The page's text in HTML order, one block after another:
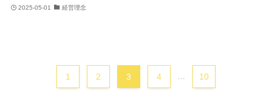
2025-05-01 経営理念
1 2 3 4 ... 10